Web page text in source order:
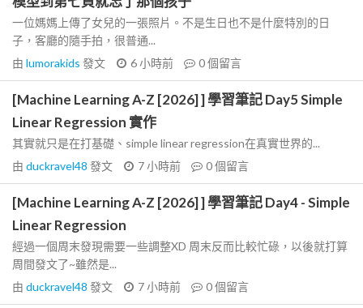
一位媽媽上傳了女兒的一張照片。不是生日也不是什麼特別的日
子，客廳的隨手拍，很普通...
由 lumorakids 發文 6 小時前 0個留言
[Machine Learning A-Z [2026] ] 學習筆記 Day5 Simple
Linear Regression 實作
其實就只是在打基礎、simple linear regression在真實世界的...
由 duckravel48 發文 7 小時前 0個留言
[Machine Learning A-Z [2026] ] 學習筆記 Day4 - Simple
Linear Regression
經過一個周末發現需要一些調整XD 周末反而比較忙碌，以後就打算
周間發文了~雖然是...
由 duckravel48 發文 7 小時前 0個留言